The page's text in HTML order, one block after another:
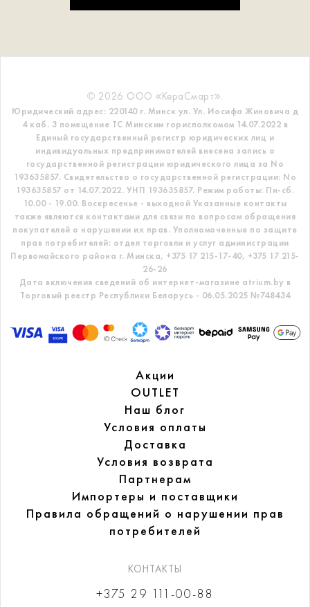
© 2026 ООО «КераСмарт».
Юридический адрес: 220140 г. Минск ул. Ул. Иосифа Жиновича д
4 каб. 3 помещение ТС Минским горисполкомом 14.07.2022 в
Единый государственный регистр юридических лиц и
индивидуальных предпринимателей внесена запись о
государственной регистрации юридического лица за No
193635857. Свидетельство о государственной регистрации: No
193635857 от 14.07.2022. УНП 193635857. Режим работы: Пн-сб.
10.00 - 19.00. Воскресенье - выходной Указанные контакты
также являются контактами для связи по вопросам обращения
покупателей о нарушении их прав. Уполномоченные по защите
прав потребителей: отдел торговли и услуг администрации
Первомайского района г. Минска, +375 17 215-17-40, +375 17 215-
26-26
Дата включения сведений об интернет-магазине atrium.by в
Торговый реестр Республики Беларусь - 06.05.2025 №748434
Акции
OUTLET
Наш блог
Условия оплаты
Доставка
Условия возврата
Партнерам
Импортеры и поставщики
Правила обращений о нарушении прав
потребителей
КОНТАКТЫ
+375 29 111-00-88